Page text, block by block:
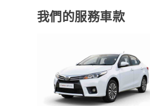
我們的服務車款